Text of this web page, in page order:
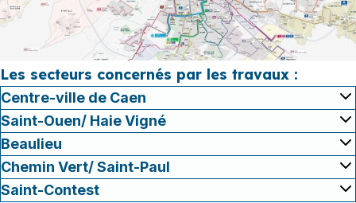
Les secteurs concernés par les travaux :
Centre-ville de Caen
Saint-Ouen/ Haie Vigné
Beaulieu
Chemin Vert/ Saint-Paul
Saint-Contest